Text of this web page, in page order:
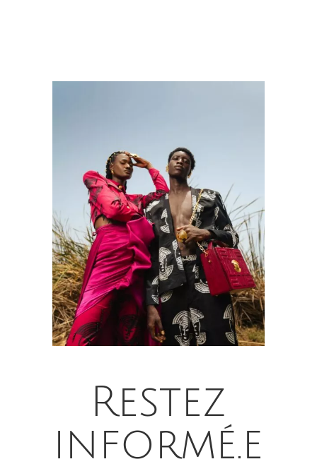
Restez
informé.e